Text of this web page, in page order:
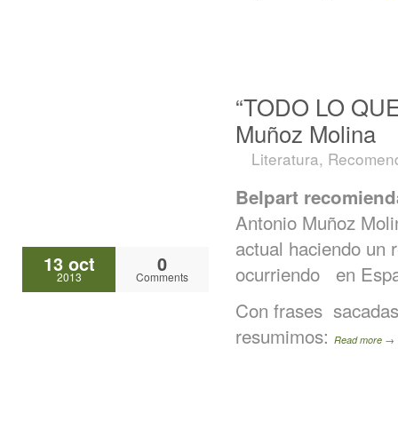
13 oct
2013
0
Comments
“TODO LO
Muñoz Molina
Literatura,
Belpart
Antonio Muñoz
actual haciendo un
ocurriendo en
Con frases
resumimos: Read more →